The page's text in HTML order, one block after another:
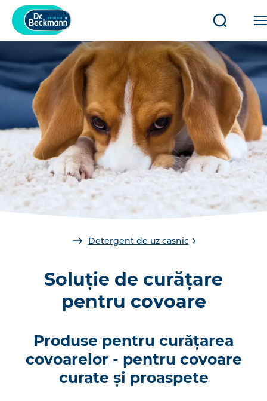
căutarea
Detergent de uz casnic
Soluție de curățare
pentru covoare
Produse pentru curățarea
covoarelor - pentru covoare
curate și proaspete